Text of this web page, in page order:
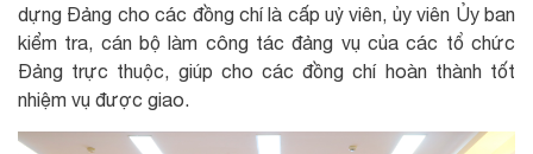
dựng Đảng cho các đồng chí là cấp uỷ viên, ủy viên Ủy ban
kiểm tra, cán bộ làm công tác đảng vụ của các tổ chức
Đảng trực thuộc, giúp cho các đồng chí hoàn thành tốt
nhiệm vụ được giao.